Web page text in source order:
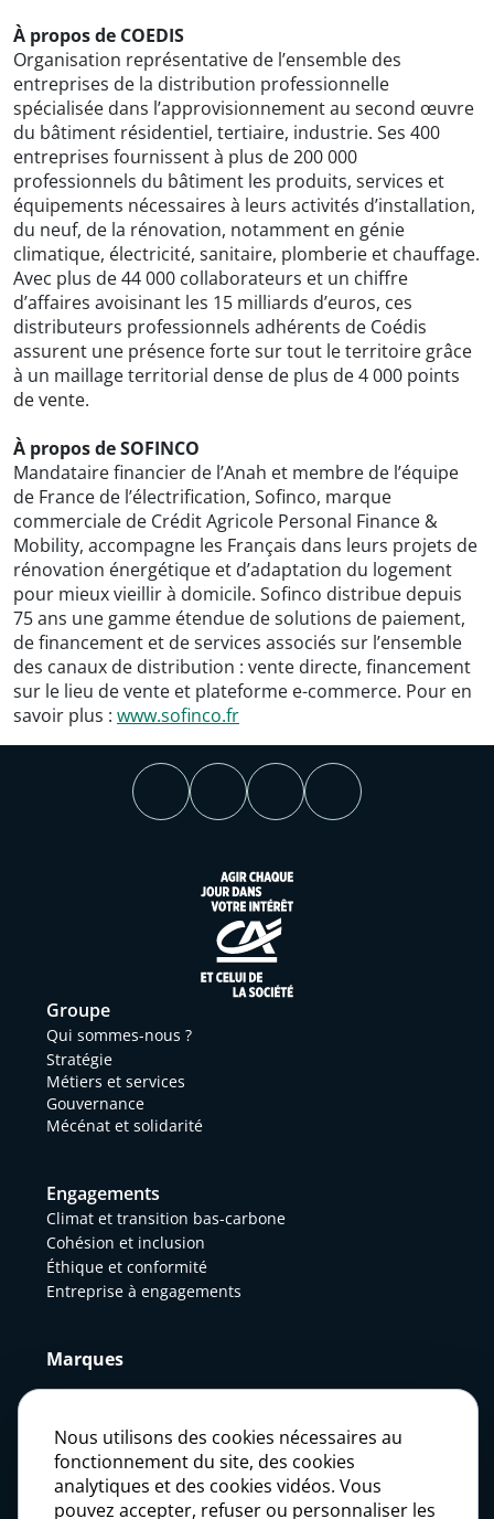
À propos de COEDIS
Organisation représentative de l’ensemble des
entreprises de la distribution professionnelle
spécialisée dans l’approvisionnement au second œuvre
du bâtiment résidentiel, tertiaire, industrie. Ses 400
entreprises fournissent à plus de 200 000
professionnels du bâtiment les produits, services et
équipements nécessaires à leurs activités d’installation,
du neuf, de la rénovation, notamment en génie
climatique, électricité, sanitaire, plomberie et chauffage.
Avec plus de 44 000 collaborateurs et un chiffre
d’affaires avoisinant les 15 milliards d’euros, ces
distributeurs professionnels adhérents de Coédis
assurent une présence forte sur tout le territoire grâce
à un maillage territorial dense de plus de 4 000 points
de vente.
À propos de SOFINCO
Mandataire financier de l’Anah et membre de l’équipe
de France de l’électrification, Sofinco, marque
commerciale de Crédit Agricole Personal Finance &
Mobility, accompagne les Français dans leurs projets de
rénovation énergétique et d’adaptation du logement
pour mieux vieillir à domicile. Sofinco distribue depuis
75 ans une gamme étendue de solutions de paiement,
de financement et de services associés sur l’ensemble
des canaux de distribution : vente directe, financement
sur le lieu de vente et plateforme e-commerce. Pour en
savoir plus : www.sofinco.fr
Groupe
Qui sommes-nous ?
Stratégie
Métiers et services
Gouvernance
Mécénat et solidarité
Engagements
Climat et transition bas-carbone
Cohésion et inclusion
Éthique et conformité
Entreprise à engagements
Marques
Actualités
Presse
Nous utilisons des cookies nécessaires au
fonctionnement du site, des cookies
analytiques et des cookies vidéos. Vous
pouvez accepter, refuser ou personnaliser les